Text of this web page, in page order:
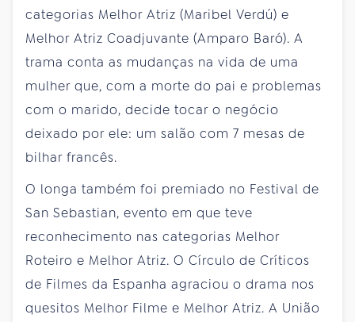
categorias Melhor Atriz (Maribel Verdú) e
Melhor Atriz Coadjuvante (Amparo Baró). A
trama conta as mudanças na vida de uma
mulher que, com a morte do pai e problemas
com o marido, decide tocar o negócio
deixado por ele: um salão com 7 mesas de
bilhar francês.
O longa também foi premiado no Festival de
San Sebastian, evento em que teve
reconhecimento nas categorias Melhor
Roteiro e Melhor Atriz. O Círculo de Críticos
de Filmes da Espanha agraciou o drama nos
quesitos Melhor Filme e Melhor Atriz. A União